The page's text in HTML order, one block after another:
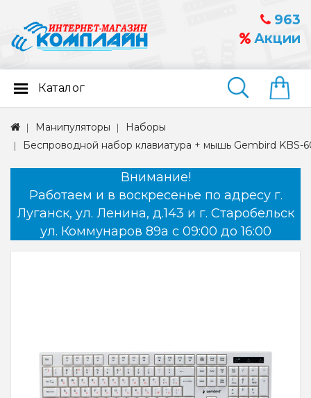
963
Акции
Найти
Каталог
Манипуляторы
Наборы
Беспроводной набор клавиатура + мышь Gembird KBS-
Внимание!
Работаем и в воскресенье по адресу г.
Луганск, ул. Ленина, д.143 и г. Старобельск
ул. Коммунаров 89а с 09:00 до 16:00